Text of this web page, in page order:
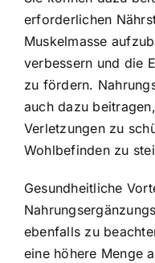
erforderlichen
Muskelmasse
verbessern und die
zu fördern.
auch dazu
Verletzungen zu
Wohlbefinden zu
Gesundheitliche
ebenfalls zu
eine höhere Menge